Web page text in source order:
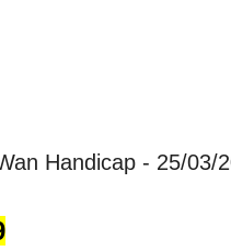
Handicap - 25/03/